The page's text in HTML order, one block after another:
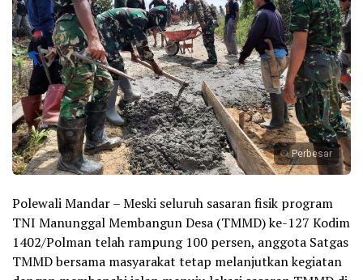
Perbesar
Polewali Mandar – Meski seluruh sasaran fisik program
TNI Manunggal Membangun Desa (TMMD) ke-127 Kodim
1402/Polman telah rampung 100 persen, anggota Satgas
TMMD bersama masyarakat tetap melanjutkan kegiatan